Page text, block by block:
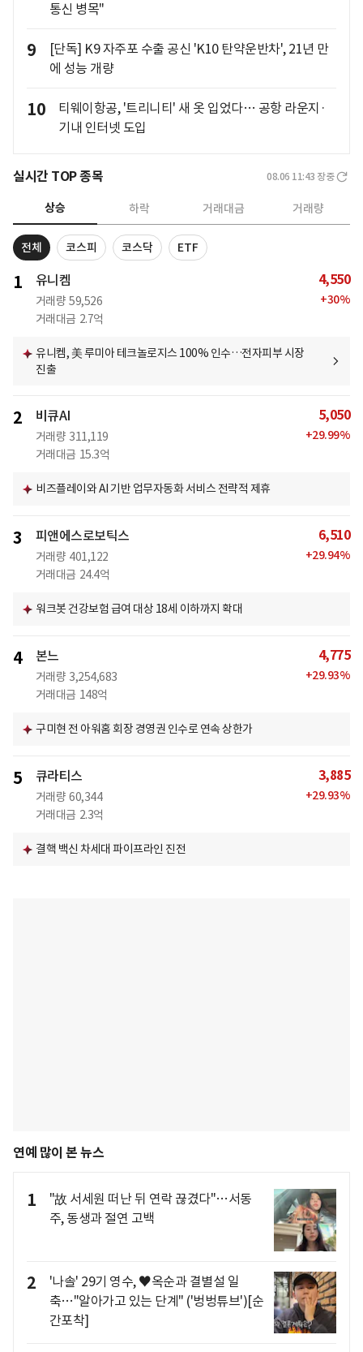
통신 병목"
9
[단독] K9 자주포 수출 공신 'K10 탄약운반차', 21년 만
에 성능 개량
10
티웨이항공, '트리니티' 새 옷 입었다… 공항 라운지·
기내 인터넷 도입
실시간 TOP 종목 08.06 11:43 장중
상승 하락 거래대금 거래량
전체 코스피 코스닥 ETF
1 유니켐
거래량 59,526
거래대금 2.7억
4,550
+30%
유니켐, 美 루미아 테크놀로지스 100% 인수…전자피부 시장
진출
2 비큐AI
거래량 311,119
거래대금 15.3억
5,050
+29.99%
비즈플레이와 AI 기반 업무자동화 서비스 전략적 제휴
3 피앤에스로보틱스
거래량 401,122
거래대금 24.4억
6,510
+29.94%
워크봇 건강보험 급여 대상 18세 이하까지 확대
4 본느
거래량 3,254,683
거래대금 148억
4,775
+29.93%
구미현 전 아워홈 회장 경영권 인수로 연속 상한가
5 큐라티스
거래량 60,344
거래대금 2.3억
3,885
+29.93%
결핵 백신 차세대 파이프라인 진전
연예 많이 본 뉴스
1
"故 서세원 떠난 뒤 연락 끊겼다"…서동
주, 동생과 절연 고백
2
'나솔' 29기 영수, ♥옥순과 결별설 일
축…"알아가고 있는 단계" ('벙벙튜브')[순
간포착]